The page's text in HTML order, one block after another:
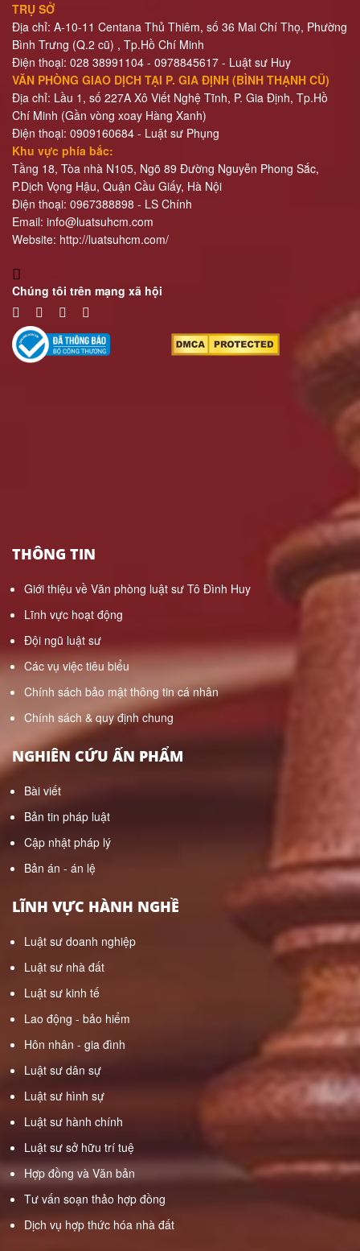
TRỤ SỞ
Địa chỉ: A-10-11 Centana Thủ Thiêm, số 36 Mai Chí Thọ, Phường
Bình Trưng (Q.2 cũ) , Tp.Hồ Chí Minh
Điện thoại: 028 38991104 - 0978845617 - Luật sư Huy
VĂN PHÒNG GIAO DỊCH TẠI P. GIA ĐỊNH (BÌNH THẠNH CŨ)
Địa chỉ: Lầu 1, số 227A Xô Viết Nghệ Tĩnh, P. Gia Định, Tp.Hồ
Chí Minh (Gần vòng xoay Hàng Xanh)
Điện thoại: 0909160684 - Luật sư Phụng
Khu vực phía bắc:
Tầng 18, Tòa nhà N105, Ngõ 89 Đường Nguyễn Phong Sắc,
P.Dịch Vọng Hậu, Quận Cầu Giấy, Hà Nội
Điện thoại: 0967388898 - LS Chính
Email: info@luatsuhcm.com
Website: http://luatsuhcm.com/
Chúng tôi trên mạng xã hội
THÔNG TIN
Giới thiệu về Văn phòng luật sư Tô Đình Huy
Lĩnh vực hoạt động
Đội ngũ luật sư
Các vụ việc tiêu biểu
Chính sách bảo mật thông tin cá nhân
Chính sách & quy định chung
NGHIÊN CỨU ẤN PHẨM
Bài viết
Bản tin pháp luật
Cập nhật pháp lý
Bản án - án lệ
LĨNH VỰC HÀNH NGHỀ
Luật sư doanh nghiệp
Luật sư nhà đất
Luật sư kinh tế
Lao động - bảo hiểm
Hôn nhân - gia đình
Luật sư dân sự
Luật sư hình sự
Luật sư hành chính
Luật sư sở hữu trí tuệ
Hợp đồng và Văn bản
Tư vấn soạn thảo hợp đồng
Dịch vụ hợp thức hóa nhà đất